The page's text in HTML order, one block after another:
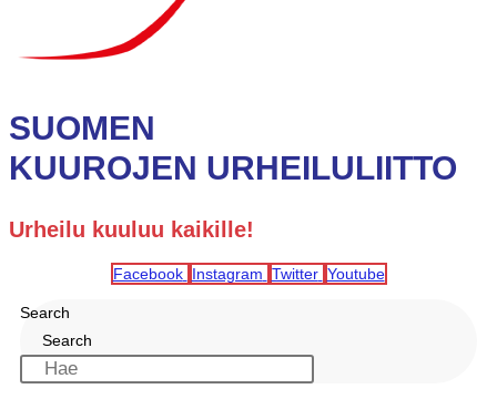
SUOMEN
KUUROJEN URHEILULIITTO
Urheilu kuuluu kaikille!
Facebook Instagram Twitter Youtube
Search
Search